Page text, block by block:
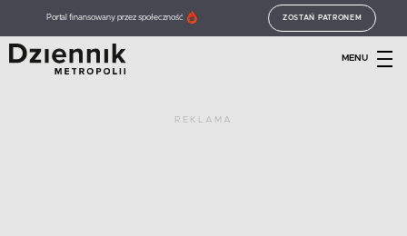
Portal finansowany przez społeczność ZOSTAŃ PATRONEM
MENU
REKLAMA